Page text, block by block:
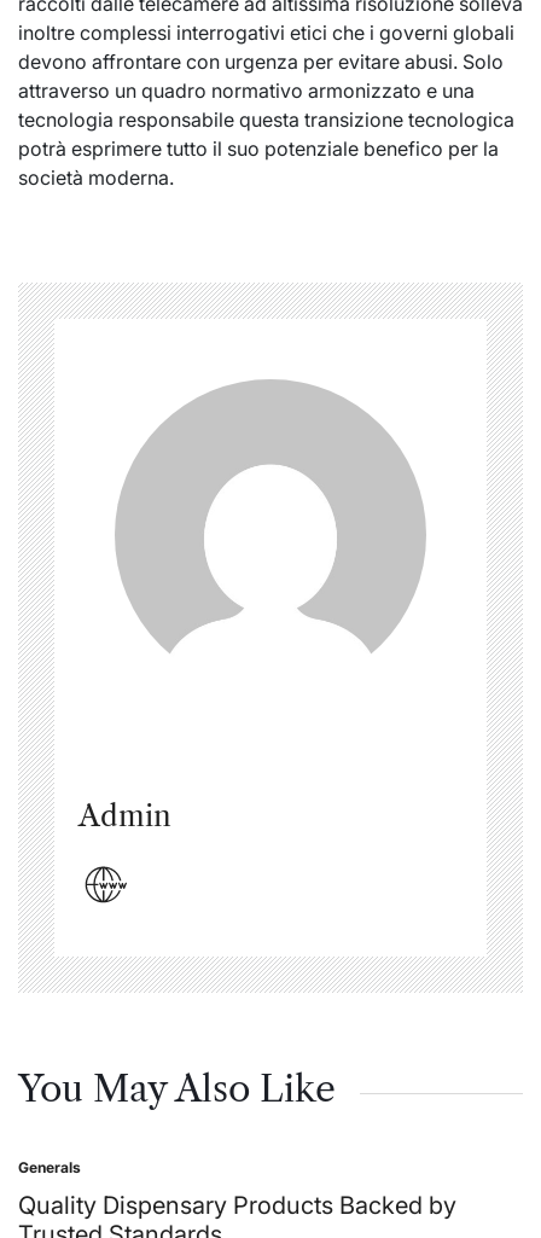
inoltre complessi interrogativi etici che i governi globali
devono affrontare con urgenza per evitare abusi. Solo
attraverso un quadro normativo armonizzato e una
tecnologia responsabile questa transizione tecnologica
potrà esprimere tutto il suo potenziale benefico per la
società moderna.
Admin
You May Also Like
Posted
in
Generals
Quality Dispensary Products Backed by